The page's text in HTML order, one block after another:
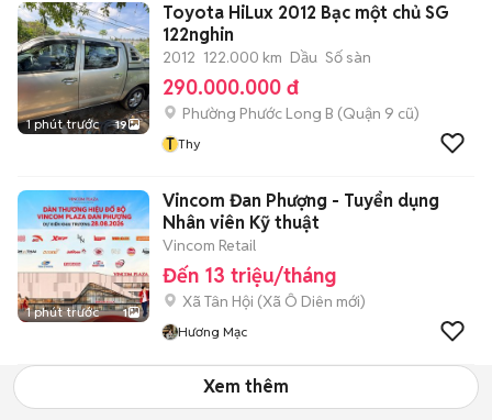
1 phút trước 19
Toyota HiLux 2012 Bạc một chủ SG
122nghin
2012 122.000 km Dầu Số sàn
290.000.000 đ
Phường Phước Long B (Quận 9 cũ)
T Thy
1 phút trước 1
Vincom Đan Phượng - Tuyển dụng
Nhân viên Kỹ thuật
Vincom Retail
Đến 13 triệu/tháng
Xã Tân Hội (Xã Ô Diên mới)
Hương Mạc
Xem thêm